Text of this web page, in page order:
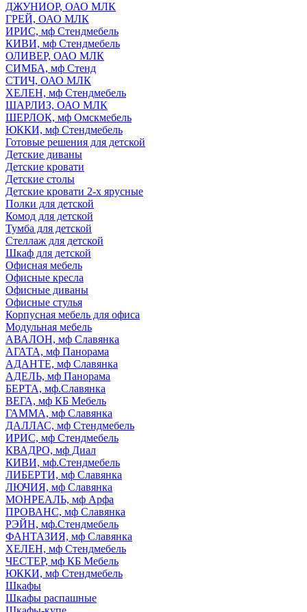
ДЖУНИОР, ОАО МЛК
ГРЕЙ, ОАО МЛК
ИРИС, мф Стендмебель
КИВИ, мф Стендмебель
ОЛИВЕР, ОАО МЛК
СИМБА, мф Стенд
СТИЧ, ОАО МЛК
ХЕЛЕН, мф Стендмебель
ШАРЛИЗ, ОАО МЛК
ШЕРЛОК, мф Омскмебель
ЮККИ, мф Стендмебель
Готовые решения для детской
Детские диваны
Детские кровати
Детские столы
Детские кровати 2-х ярусные
Полки для детской
Комод для детской
Тумба для детской
Стеллаж для детской
Шкаф для детской
Офисная мебель
Офисные кресла
Офисные диваны
Офисные стулья
Корпусная мебель для офиса
Модульная мебель
АВАЛОН, мф Славянка
АГАТА, мф Панорама
АДАНТЕ, мф Славянка
АДЕЛЬ, мф Панорама
БЕРТА, мф.Славянка
ВЕГА, мф КБ Мебель
ГАММА, мф Славянка
ДАЛЛАС, мф Стендмебель
ИРИС, мф Стендмебель
КВАДРО, мф Диал
КИВИ, мф.Стендмебель
ЛИБЕРТИ, мф Славянка
ЛЮЧИЯ, мф Славянка
МОНРЕАЛЬ, мф Арфа
ПРОВАНС, мф Славянка
РЭЙН, мф.Стендмебель
ФАНТАЗИЯ, мф Славянка
ХЕЛЕН, мф Стендмебель
ЧЕСТЕР, мф КБ Мебель
ЮККИ, мф Стендмебель
Шкафы
Шкафы распашные